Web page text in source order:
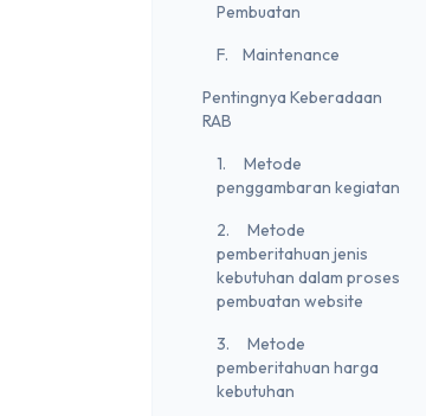
Pembuatan
F. Maintenance
Pentingnya Keberadaan
RAB
1. Metode
penggambaran kegiatan
2. Metode
pemberitahuan jenis
kebutuhan dalam proses
pembuatan website
3. Metode
pemberitahuan harga
kebutuhan